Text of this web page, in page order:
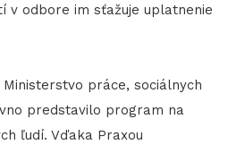
v odbore im sťažuje uplatnenie
práce, sociálnych
predstavilo program na
ľudí. Vďaka Praxou